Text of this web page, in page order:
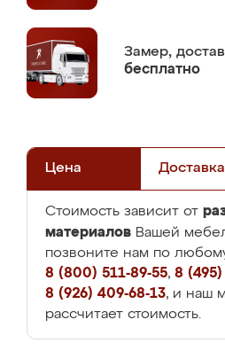
Замер,
бесплатно
Цена Доставка
Стоимость зависит от
материалов Вашей
позвоните нам по
8 (800) 511-89-55, 8 (495)
8 (926) 409-68-13, и наш
рассчитает стоимость.